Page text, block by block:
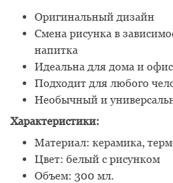
Оригинальный дизайн
Смена рисунка в
напитка
Идеальна для дома и
Подходит для любого
Необычный и
Характеристики:
Материал: керамика,
Цвет: белый с рисунком
Объем: 300 мл.